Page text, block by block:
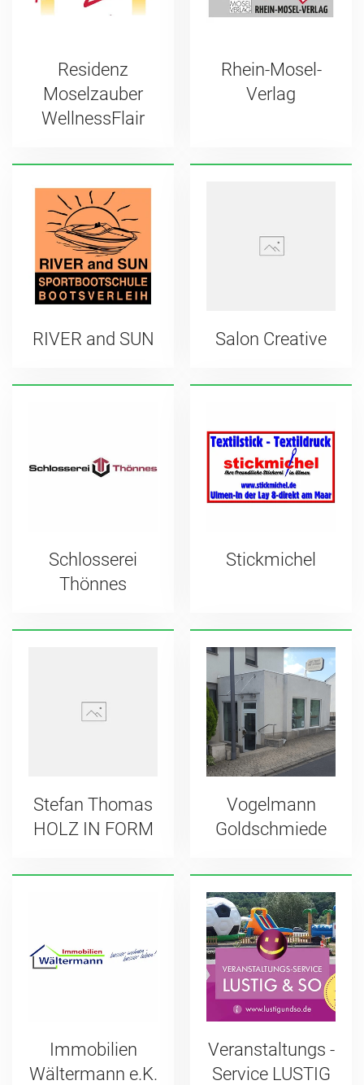
Residenz
Moselzauber
WellnessFlair
Rhein-Mosel-
Verlag
RIVER and SUN Salon Creative
Schlosserei
Thönnes
Stickmichel
Stefan Thomas
HOLZ IN FORM
Vogelmann
Goldschmiede
Immobilien
Wältermann e.K.
Veranstaltungs -
Service LUSTIG